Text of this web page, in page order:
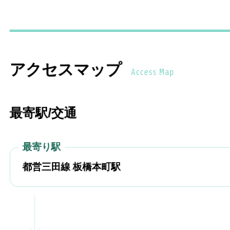
アクセスマップ Access Map
最寄駅/交通
都営三田線 板橋本町駅